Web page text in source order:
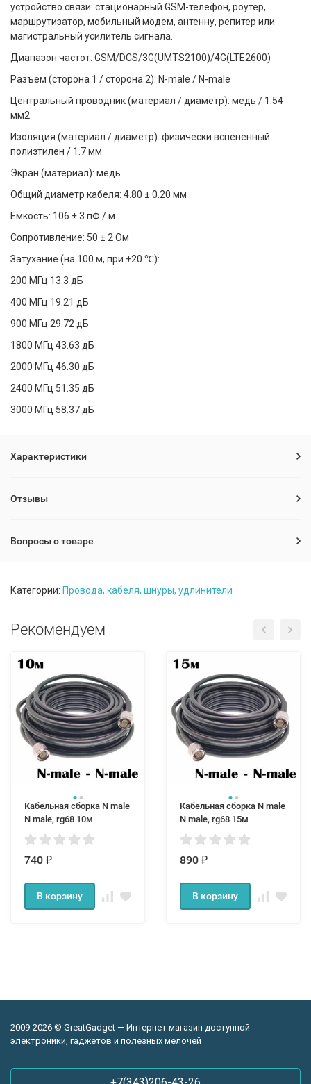
устройство связи: стационарный GSM-телефон, роутер,
маршрутизатор, мобильный модем, антенну, репитер или
магистральный усилитель сигнала.
Диапазон частот: GSM/DCS/3G(UMTS2100)/4G(LTE2600)
Разъем (сторона 1 / сторона 2): N-male / N-male
Центральный проводник (материал / диаметр): медь / 1.54
мм2
Изоляция (материал / диаметр): физически вспененный
полиэтилен / 1.7 мм
Экран (материал): медь
Общий диаметр кабеля: 4.80 ± 0.20 мм
Емкость: 106 ± 3 пФ / м
Сопротивление: 50 ± 2 Ом
Затухание (на 100 м, при +20 ℃):
200 МГц 13.3 дБ
400 МГц 19.21 дБ
900 МГц 29.72 дБ
1800 МГц 43.63 дБ
2000 МГц 46.30 дБ
2400 МГц 51.35 дБ
3000 МГц 58.37 дБ
Характеристики
Отзывы
Вопросы о товаре
Категории: Провода, кабеля, шнуры, удлинители
Рекомендуем
Кабельная сборка N male
N male, rg68 10м
740 ₽
В корзину
Кабельная сборка N male
N male, rg68 15м
890 ₽
В корзину
2009-2026 © GreatGadget — Интернет магазин доступной
электроники, гаджетов и полезных мелочей